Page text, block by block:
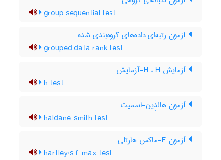
group sequential test
آزمون رتبه‌ای داده‌های گروه‌بندی شده
grouped data rank test
آزمایش H ، H-آزمایش
h test
آزمون هالدِین-اسمیت
haldane-smith test
آزمون F-ماکس هارتلی
hartley's f-max test